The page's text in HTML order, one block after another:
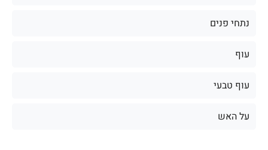
נתחי פנים
עוף
עוף טבעי
על האש